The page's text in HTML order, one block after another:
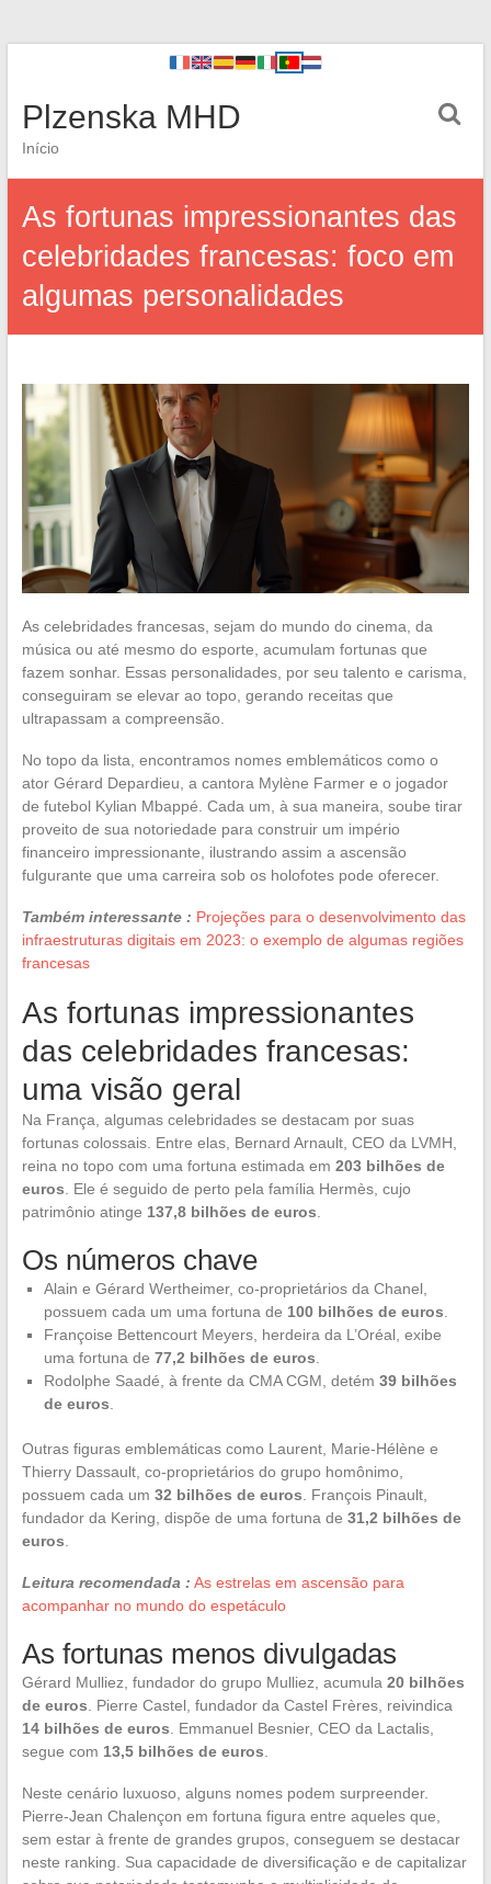
Plzenska MHD
Início
As fortunas impressionantes das
celebridades francesas: foco em
algumas personalidades
As celebridades francesas, sejam do mundo do cinema, da
música ou até mesmo do esporte, acumulam fortunas que
fazem sonhar. Essas personalidades, por seu talento e carisma,
conseguiram se elevar ao topo, gerando receitas que
ultrapassam a compreensão.
No topo da lista, encontramos nomes emblemáticos como o
ator Gérard Depardieu, a cantora Mylène Farmer e o jogador
de futebol Kylian Mbappé. Cada um, à sua maneira, soube tirar
proveito de sua notoriedade para construir um império
financeiro impressionante, ilustrando assim a ascensão
fulgurante que uma carreira sob os holofotes pode oferecer.
Também interessante : Projeções para o desenvolvimento das
infraestruturas digitais em 2023: o exemplo de algumas regiões
francesas
As fortunas impressionantes
das celebridades francesas:
uma visão geral
Na França, algumas celebridades se destacam por suas
fortunas colossais. Entre elas, Bernard Arnault, CEO da LVMH,
reina no topo com uma fortuna estimada em 203 bilhões de
euros . Ele é seguido de perto pela família Hermès, cujo
patrimônio atinge 137,8 bilhões de euros
Os números chave
Alain e Gérard Wertheimer, co-proprietários da Chanel,
possuem cada um uma fortuna de 100 bilhões de euros
Françoise Bettencourt Meyers, herdeira da L’Oréal, exibe
uma fortuna de 77,2 bilhões de euros
Rodolphe Saadé, à frente da CMA CGM, detém 39 bilhões
de euros
Outras figuras emblemáticas como Laurent, Marie-Hélène e
Thierry Dassault, co-proprietários do grupo homônimo,
possuem cada um 32 bilhões de euros . François Pinault,
fundador da Kering, dispõe de uma fortuna de 31,2 bilhões de
euros
Leitura recomendada : As estrelas em ascensão para
acompanhar no mundo do espetáculo
As fortunas menos divulgadas
Gérard Mulliez, fundador do grupo Mulliez, acumula 20 bilhões
de euros . Pierre Castel, fundador da Castel Frères, reivindica
14 bilhões de euros . Emmanuel Besnier, CEO da Lactalis,
segue com 13,5 bilhões de euros
Neste cenário luxuoso, alguns nomes podem surpreender.
Pierre-Jean Chalençon em fortuna figura entre aqueles que,
sem estar à frente de grandes grupos, conseguem se destacar
neste ranking. Sua capacidade de diversificação e de capitalizar